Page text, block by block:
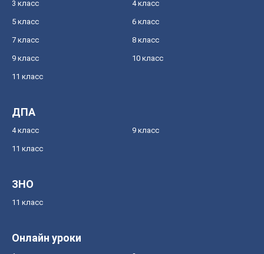
3 класс 4 класс
5 класс 6 класс
7 класс 8 класс
9 класс 10 класс
11 класс
ДПА
4 класс 9 класс
11 класс
ЗНО
11 класс
Онлайн уроки